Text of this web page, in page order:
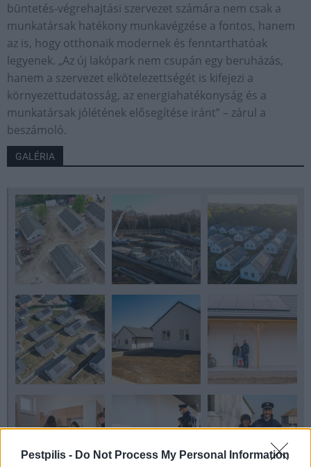
Pestpilis - Do Not Process My Personal Information
büntetés-végrehajtási szervezet számára nem csak a
munkatársak hatékony munkavégzése a fontos, hanem
az is, hogy otthonaik modernek és fenntarthatóak
legyenek. „Az új lakópark nem csupán egy beruházás,
hanem a szervezet elkötelezettségét is kifejezi a
környezettudatosság, az energiahatékonyság és a
munkatársak jólétének elősegítése iránt” – zárul a
beszámoló.
GALÉRIA